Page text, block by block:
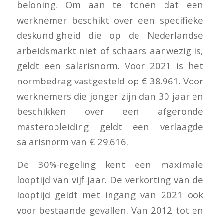
beloning. Om aan te tonen dat een
werknemer beschikt over een specifieke
deskundigheid die op de Nederlandse
arbeidsmarkt niet of schaars aanwezig is,
geldt een salarisnorm. Voor 2021 is het
normbedrag vastgesteld op € 38.961. Voor
werknemers die jonger zijn dan 30 jaar en
beschikken over een afgeronde
masteropleiding geldt een verlaagde
salarisnorm van € 29.616.
De 30%-regeling kent een maximale
looptijd van vijf jaar. De verkorting van de
looptijd geldt met ingang van 2021 ook
voor bestaande gevallen. Van 2012 tot en